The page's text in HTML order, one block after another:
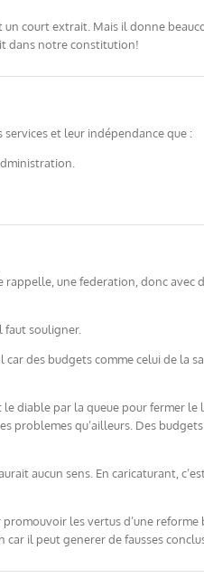
court extrait. Mais il donne
dans notre constitution!
et leur indépendance que :
rappelle, une federation, donc avec
faut souligner.
des budgets comme celui de la
par la queue pour fermer le
problemes qu’ailleurs. Des
aucun sens. En caricaturant,
les vertus d’une
car il peut generer de fausses